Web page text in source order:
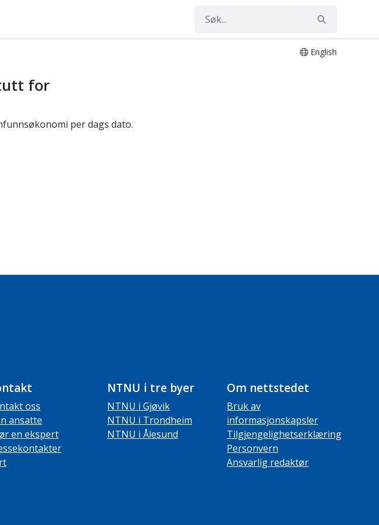
English
for
per dags dato.
oss
ansatte
en ekspert
NTNU i tre byer
NTNU i Gjøvik
NTNU i Trondheim
NTNU i Ålesund
Om nettstedet
Bruk av
informasjonskapsler
Tilgjengelighetserklæring
Personvern
Ansvarlig redaktør